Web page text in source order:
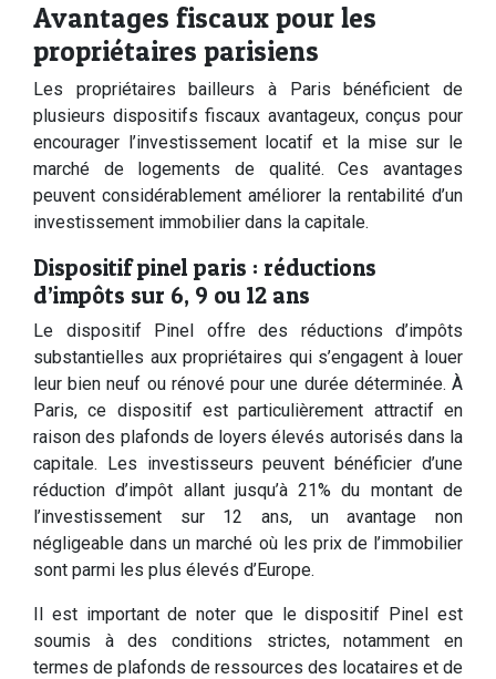
Avantages fiscaux pour les
propriétaires parisiens
Les propriétaires bailleurs à Paris bénéficient de
plusieurs dispositifs fiscaux avantageux, conçus pour
encourager l’investissement locatif et la mise sur le
marché de logements de qualité. Ces avantages
peuvent considérablement améliorer la rentabilité d’un
investissement immobilier dans la capitale.
Dispositif pinel paris : réductions
d’impôts sur 6, 9 ou 12 ans
Le dispositif Pinel offre des réductions d’impôts
substantielles aux propriétaires qui s’engagent à louer
leur bien neuf ou rénové pour une durée déterminée. À
Paris, ce dispositif est particulièrement attractif en
raison des plafonds de loyers élevés autorisés dans la
capitale. Les investisseurs peuvent bénéficier d’une
réduction d’impôt allant jusqu’à 21% du montant de
l’investissement sur 12 ans, un avantage non
négligeable dans un marché où les prix de l’immobilier
sont parmi les plus élevés d’Europe.
Il est important de noter que le dispositif Pinel est
soumis à des conditions strictes, notamment en
termes de plafonds de ressources des locataires et de